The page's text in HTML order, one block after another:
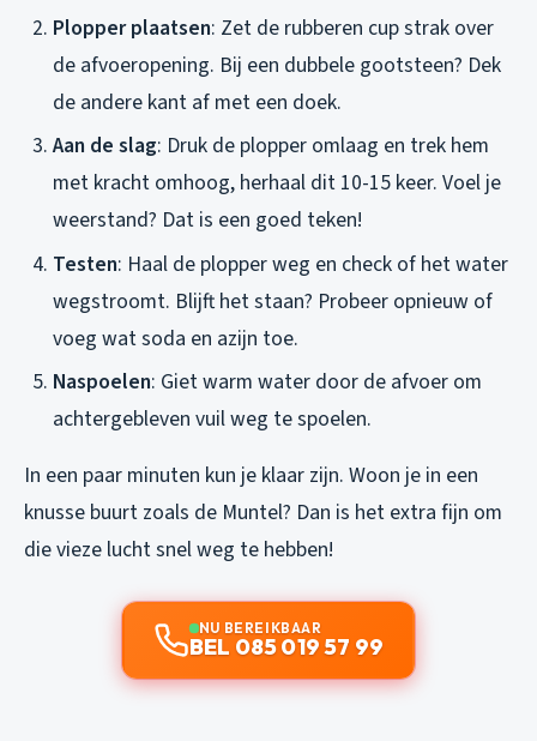
Plopper plaatsen: Zet de rubberen cup strak over
de afvoeropening. Bij een dubbele gootsteen? Dek
de andere kant af met een doek.
Aan de slag: Druk de plopper omlaag en trek hem
met kracht omhoog, herhaal dit 10-15 keer. Voel je
weerstand? Dat is een goed teken!
Testen: Haal de plopper weg en check of het water
wegstroomt. Blijft het staan? Probeer opnieuw of
voeg wat soda en azijn toe.
Naspoelen: Giet warm water door de afvoer om
achtergebleven vuil weg te spoelen.
In een paar minuten kun je klaar zijn. Woon je in een
knusse buurt zoals de Muntel? Dan is het extra fijn om
die vieze lucht snel weg te hebben!
NU BEREIKBAAR
BEL 085 019 57 99